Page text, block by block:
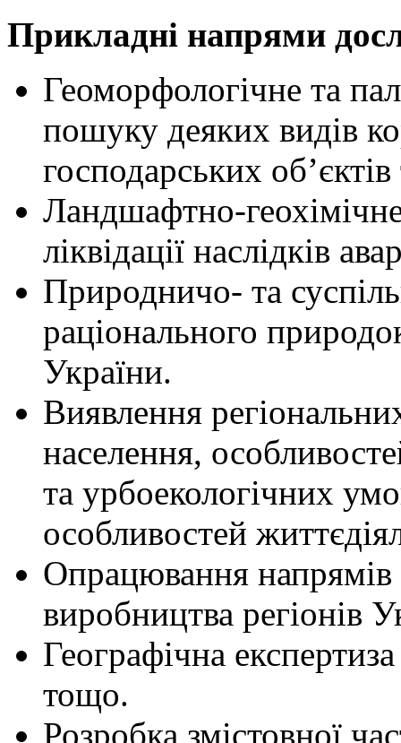
Прикладні напрями
Геоморфологічне та
пошуку деяких видів
господарських
Ландшафтно-
ліквідації наслідків
Природничо- та
раціонального
України.
Виявлення
населення,
та урбоекологічних
особливостей
Опрацювання напрямів
виробництва регіонів
Географічна
тощо.
Розробка змістовної